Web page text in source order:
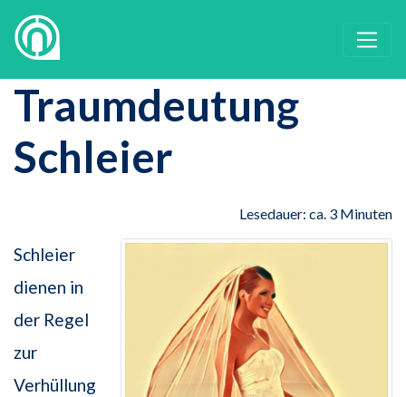
Traumdeutung
Schleier
Lesedauer: ca. 3 Minuten
Schleier
dienen in
der Regel
zur
Verhüllung